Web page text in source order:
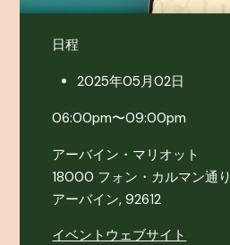
日程
2025年05月02日
06:00pm〜09:00pm
アーバイン・マリオット
18000 フォン・カルマン通り
アーバイン, 92612
イベントウェブサイト